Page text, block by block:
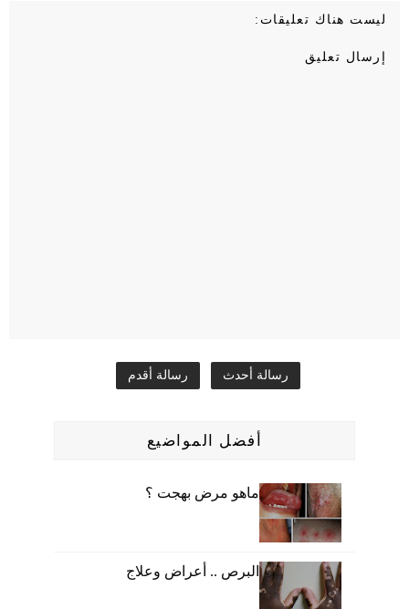
ليست هناك تعليقات:
إرسال تعليق
رسالة أحدث رسالة أقدم
أفضل المواضيع
ماهو مرض بهجت ؟
البرص .. أعراض وعلاج